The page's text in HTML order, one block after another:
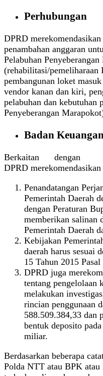
Perhubungan
DPRD
penambahan anggaran
Pelabuhan
(rehabilitasi/pemeliharaan
pembangunan loket
vendor kanan dan kiri,
pelabuhan dan kebutuhan
Penyeberangan
Badan
Berkaitan dengan
DPRD merekomendasikan
Penandatangan
Pemerintah Daerah
dengan Peraturan
memberikan salinan
Pemerintah Daerah
Kebijakan
daerah harus sesuai
15 Tahun 2015 Pasal
DPRD juga
tentang pengelolaan
melakukan
rincian penggunaan
588.509.384,33 dan
bentuk deposito
miliar.
Berdasarkan beberapa
Polda NTT atau BPK